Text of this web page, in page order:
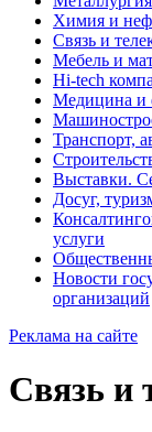
Химия и
Связь и
Мебель и
Hi-tech
Медицина и
Транспорт,
Выставки.
Досуг,
услуги
Новости
организаций
Реклама на сайте
Связь и